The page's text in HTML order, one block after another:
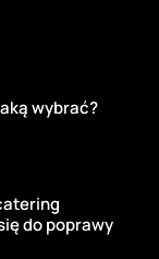
wybrać?
do poprawy